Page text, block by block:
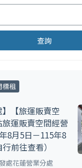
查詢
標租
】【旅運販賣空
運販賣空間經營
8月5日－115年8
前往查看）
處花蓮營業分處